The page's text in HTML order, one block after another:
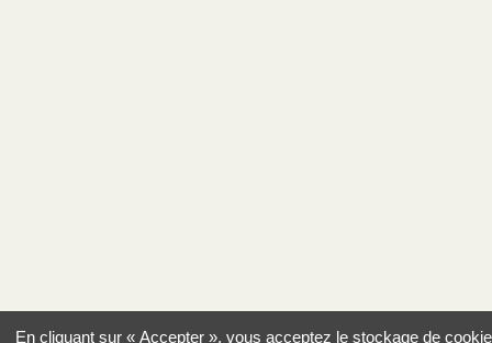
En cliquant sur « Accepter », vous acceptez le stockage de